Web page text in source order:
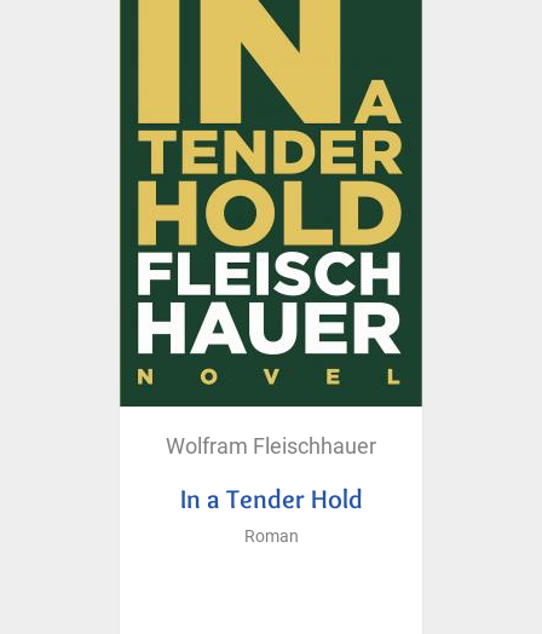
Wolfram Fleischhauer
In a Tender Hold
Roman